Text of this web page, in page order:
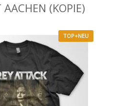
AACHEN (KOPIE)
TOP+NEU